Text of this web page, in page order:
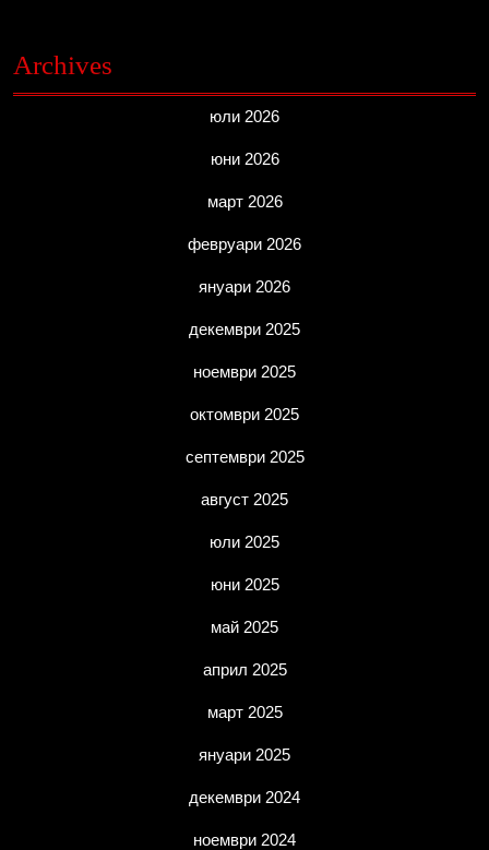
Archives
юли 2026
юни 2026
март 2026
февруари 2026
януари 2026
декември 2025
ноември 2025
октомври 2025
септември 2025
август 2025
юли 2025
юни 2025
май 2025
април 2025
март 2025
януари 2025
декември 2024
ноември 2024